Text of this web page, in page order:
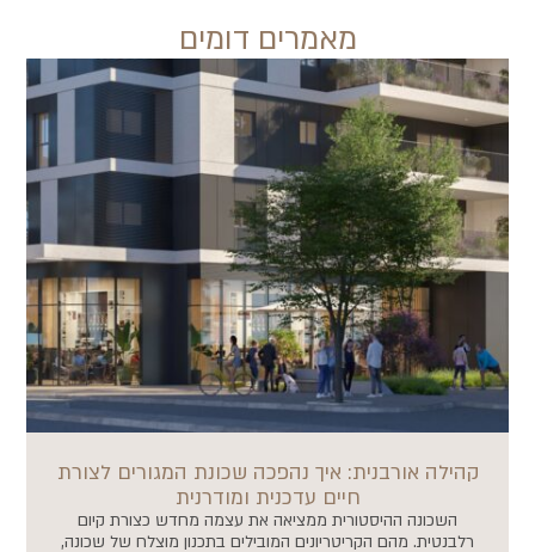
מאמרים דומים
קהילה אורבנית: איך נהפכה שכונת המגורים לצורת
חיים עדכנית ומודרנית
השכונה ההיסטורית ממציאה את עצמה מחדש כצורת קיום
רלבנטית. מהם הקריטריונים המובילים בתכנון מוצלח של שכונה,